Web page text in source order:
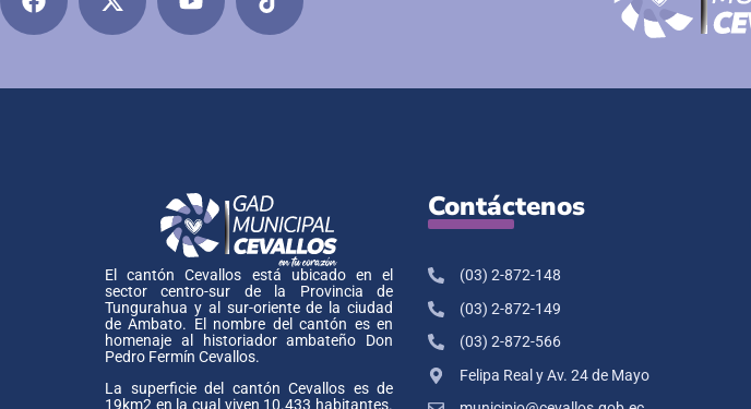
El cantón Cevallos está ubicado en el
sector centro-sur de la Provincia de
Tungurahua y al sur-oriente de la ciudad
de Ambato. El nombre del cantón es en
homenaje al historiador ambateño Don
Pedro Fermín Cevallos.
La superficie del cantón Cevallos es de
Contáctenos
(03) 2-872-148
(03) 2-872-149
(03) 2-872-566
Felipa Real y Av. 24 de Mayo